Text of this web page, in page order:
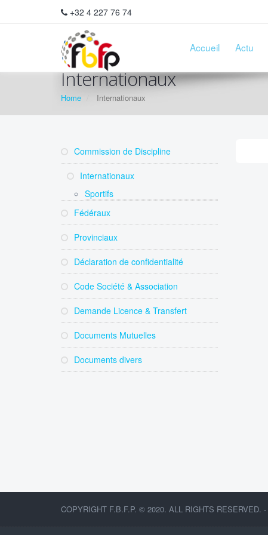
+32 4 227 76 74
Accueil Actu
Internationaux
Home Internationaux
Commission de Discipline
Internationaux
Sportifs
Fédéraux
Provinciaux
Déclaration de confidentialité
Code Société & Association
Demande Licence & Transfert
Documents Mutuelles
Documents divers
COPYRIGHT F.B.F.P. © 2020. ALL RIGHTS RESERVED. -